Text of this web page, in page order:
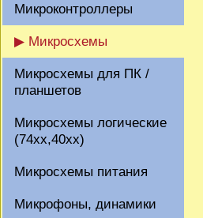
Микроконтроллеры
▶ Микросхемы
Микросхемы для ПК /
планшетов
Микросхемы логические
(74xx,40xx)
Микросхемы питания
Микрофоны, динамики